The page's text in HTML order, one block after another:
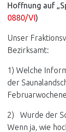
Hoffnung auf
0880/VI)
Unser
Bezirksamt:
1) Welche
der
2) Wurde der
Wenn ja, wie